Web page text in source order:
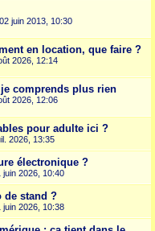
juin 2013, 10:30
en location, que faire ?
2026, 12:14
comprends plus rien
2026, 12:06
pour adulte ici ?
2026, 13:35
électronique ?
juin 2026, 10:40
de stand ?
juin 2026, 10:38